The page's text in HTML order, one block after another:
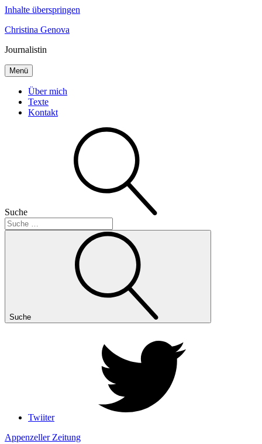
Inhalte überspringen
Christina Genova
Journalistin
Menü
Über mich
Texte
Kontakt
Suche
Suche
Twiiter
Appenzeller Zeitung